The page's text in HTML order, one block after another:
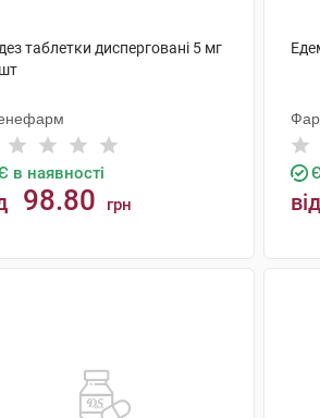
таблетки дисперговані 5 мг
в наявності
98.80 грн від